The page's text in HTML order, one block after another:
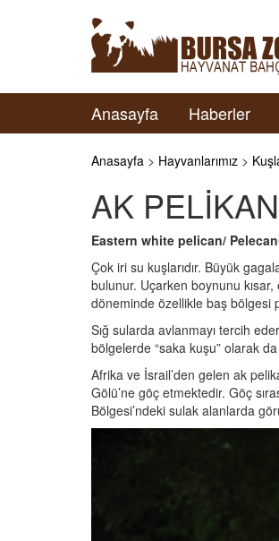
Anasayfa Haberler
Anasayfa > Hayvanlarımız >
AK PELİKAN
Eastern white pelican/
Çok iri su kuşlarıdır. Büyük
bulunur. Uçarken boynunu
döneminde özellikle baş bölgesi
Sığ sularda avlanmayı tercih
bölgelerde “saka kuşu” olarak
Afrika ve İsrail’den gelen ak
Gölü’ne göç etmektedir. Göç
Bölgesi’ndeki sulak alanlarda